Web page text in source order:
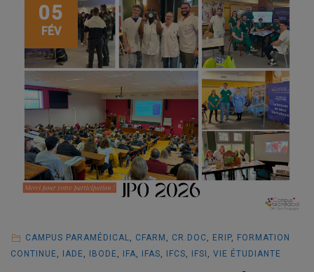
05
FÉV
CAMPUS PARAMÉDICAL, CFARM , CR.DOC, ERIP, FORMATION
CONTINUE, IADE, IBODE, IFA, IFAS, IFCS, IFSI , VIE ÉTUDIANTE